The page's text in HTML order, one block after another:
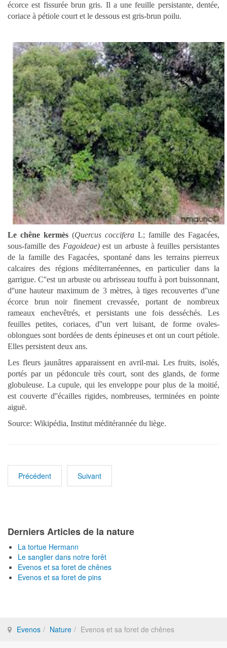
écorce est fissurée brun gris. Il a une feuille persistante, dentée,
coriace à pétiole court et le dessous est gris-brun poilu.
Le chêne kermès (Quercus coccifera L; famille des Fagacées,
sous-famille des Fagoideae)est un arbuste à feuilles persistantes
de la famille des Fagacées, spontané dans les terrains pierreux
calcaires des régions méditerranéennes, en particulier dans la
garrigue. C''est un arbuste ou arbrisseau touffu à port buissonnant,
d''une hauteur maximum de 3 mètres, à tiges recouvertes d''une
écorce brun noir finement crevassée, portant de nombreux
rameaux enchevêtrés, et persistants une fois desséchés. Les
feuilles petites, coriaces, d''un vert luisant, de forme ovales-
oblongues sont bordées de dents épineuses et ont un court pétiole.
Elles persistent deux ans.
Les fleurs jaunâtres apparaissent en avril-mai. Les fruits, isolés,
portés par un pédoncule très court, sont des glands, de forme
globuleuse. La cupule, qui les enveloppe pour plus de la moitié,
est couverte d''écailles rigides, nombreuses, terminées en pointe
aiguë.
Source: Wikipédia, Institut méditérannée du liège.
Précédent Suivant
Derniers Articles de la nature
La tortue Hermann
Le sanglier dans notre forêt
Evenos et sa foret de chênes
Evenos et sa foret de pins
Evenos Nature Evenos et sa foret de chênes